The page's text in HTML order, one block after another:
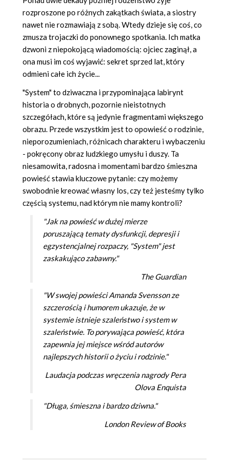
rozproszone po różnych zakątkach świata, a siostry
nawet nie rozmawiają z sobą. Wtedy dzieje się coś, co
zmusza trojaczki do ponownego spotkania. Ich matka
dzwoni z niepokojącą wiadomością: ojciec zaginął, a
ona musi im coś wyjawić: sekret sprzed lat, który
odmieni całe ich życie...
"System" to dziwaczna i przypominająca labirynt
historia o drobnych, pozornie nieistotnych
szczegółach, które są jedynie fragmentami większego
obrazu. Przede wszystkim jest to opowieść o rodzinie,
nieporozumieniach, różnicach charakteru i wybaczeniu
- pokręcony obraz ludzkiego umysłu i duszy. Ta
niesamowita, radosna i momentami bardzo śmieszna
powieść stawia kluczowe pytanie: czy możemy
swobodnie kreować własny los, czy też jesteśmy tylko
częścią systemu, nad którym nie mamy kontroli?
"Jak na powieść w dużej mierze
poruszającą tematy dysfunkcji, depresji i
egzystencjalnej rozpaczy, "System" jest
zaskakująco zabawny."
The Guardian
"W swojej powieści Amanda Svensson ze
szczerością i humorem ukazuje, że w
systemie istnieje szaleństwo i system w
szaleństwie. To porywająca powieść, która
zapewnia jej miejsce wśród autorów
najlepszych historii o życiu i rodzinie."
Laudacja podczas wręczenia nagrody Pera
Olova Enquista
"Długa, śmieszna i bardzo dziwna."
London Review of Books